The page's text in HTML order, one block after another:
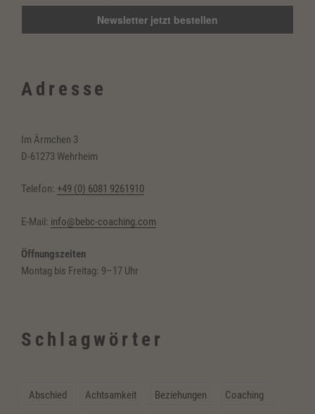
Adresse
Im Ärmchen 3
D-61273 Wehrheim
Telefon: +49 (0) 6081 9261910
E-Mail: info@bebc-coaching.com
Öffnungszeiten
Montag bis Freitag: 9–17 Uhr
Schlagwörter
Abschied Achtsamkeit Beziehungen Coaching